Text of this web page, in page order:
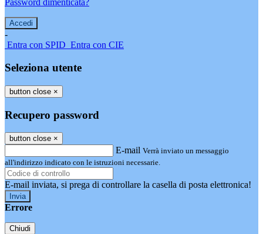
Password dimenticata?
-
Entra con SPID Entra con CIE
Seleziona utente
button close ×
Recupero password
button close ×
E-mail Verrà inviato un messaggio
all'indirizzo indicato con le istruzioni necessarie.
E-mail inviata, si prega di controllare la casella di posta elettronica!
Errore
Chiudi